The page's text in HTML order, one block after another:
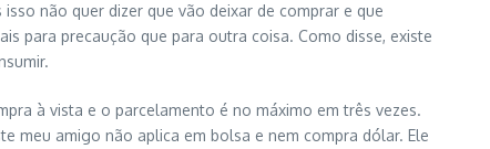
não quer dizer que vão deixar de comprar e que
para precaução que para outra coisa. Como disse, existe
à vista e o parcelamento é no máximo em três vezes.
meu amigo não aplica em bolsa e nem compra dólar. Ele